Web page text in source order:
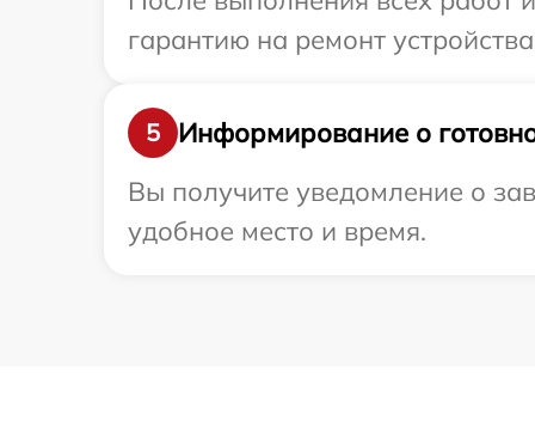
гарантию на ремонт
5
Информирование о
Вы получите уведомление о
удобное место и время.